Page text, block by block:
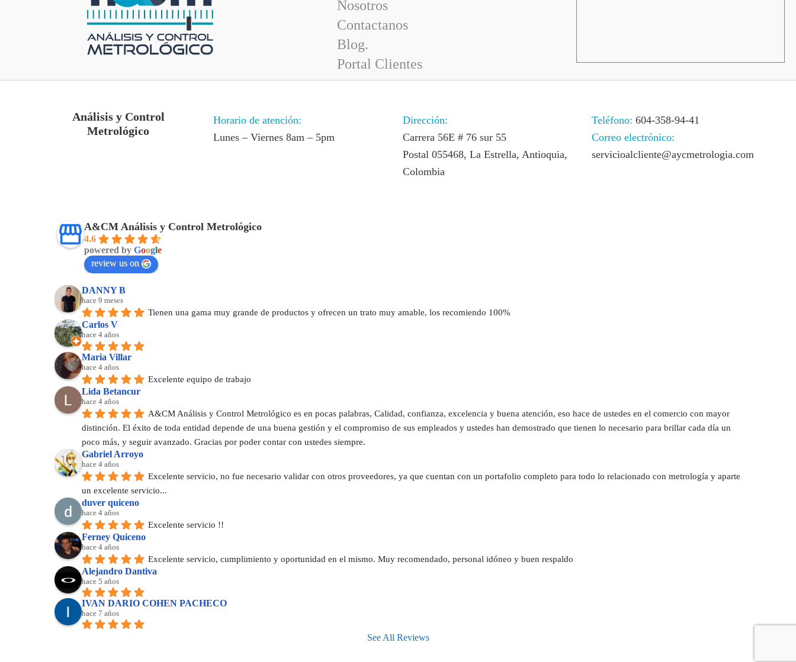
Nosotros
Contactanos
Blog.
Portal Clientes
Análisis y Control
Metrológico
Horario de atención:
Lunes – Viernes 8am – 5pm
Dirección:
Carrera 56E # 76 sur 55
Postal 055468, La Estrella, Antioquia,
Colombia
Teléfono: 604-358-94-41
Correo electrónico:
servicioalcliente@aycmetrologia.com
A&CM Análisis y Control Metrológico
4.6
powered by Google
review us on
DANNY B
hace 9 meses
Tienen una gama muy grande de productos y ofrecen un trato muy amable, los recomiendo 100%
Carlos V
hace 4 años
Maria Villar
hace 4 años
Excelente equipo de trabajo
Lida Betancur
hace 4 años
A&CM Análisis y Control Metrológico es en pocas palabras, Calidad, confianza, excelencia y buena atención, eso hace de ustedes en el comercio con mayor
distinción. El éxito de toda entidad depende de una buena gestión y el compromiso de sus empleados y ustedes han demostrado que tienen lo necesario para brillar cada día un
poco más, y seguir avanzado. Gracias por poder contar con ustedes siempre.
Gabriel Arroyo
hace 4 años
Excelente servicio, no fue necesario validar con otros proveedores, ya que cuentan con un portafolio completo para todo lo relacionado con metrología y aparte
un excelente servicio...
duver quiceno
hace 4 años
Excelente servicio !!
Ferney Quiceno
hace 4 años
Excelente servicio, cumplimiento y oportunidad en el mismo. Muy recomendado, personal idóneo y buen respaldo
Alejandro Dantiva
hace 5 años
IVAN DARIO COHEN PACHECO
hace 7 años
See All Reviews